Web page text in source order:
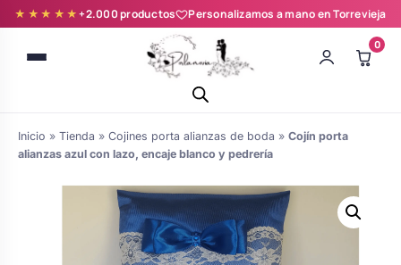
★★★★★+2.000 productos Personalizamos a mano en Torrevieja
0
novia y zapatillas
Inicio » Tienda » Cojines porta alianzas de boda » Cojín porta
alianzas azul con lazo, encaje blanco y pedrería